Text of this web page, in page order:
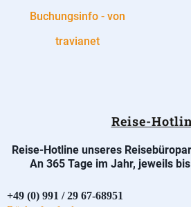
Buchungsinfo - von
travianet
Reise-
Reise-Hotline unseres
An 365 Tage im Jahr, jeweils
+49 (0) 991 / 29 67-68951